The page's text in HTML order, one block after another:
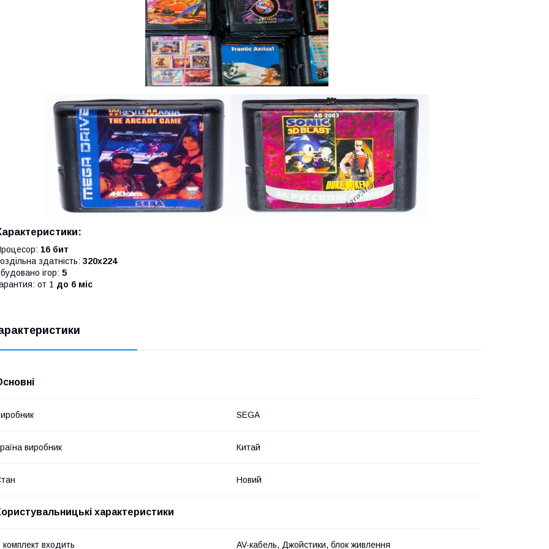
16 бит
здатність: 320х224
ігор: 5
от 1 до 6 міс
SEGA
виробник Китай
Новий
характеристики
комплект входить AV-кабель, Джойстики, блок живлення